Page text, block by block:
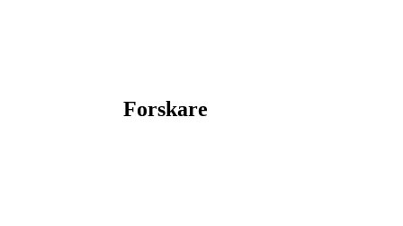
Forskare